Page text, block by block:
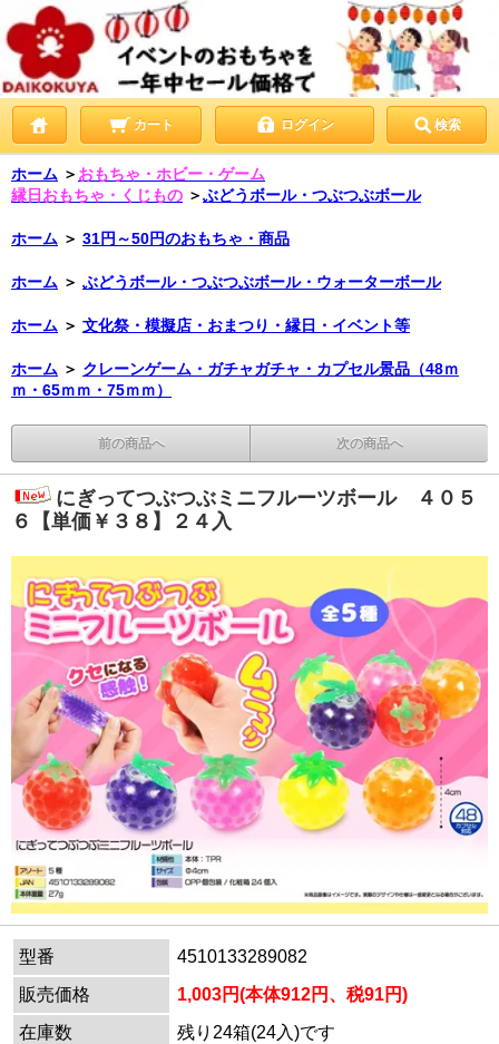
カート ログイン 検索
ホーム ＞ おもちゃ・ホビー・ゲーム
縁日おもちゃ・くじもの ＞ぶどうボール・つぶつぶボール
ホーム ＞ 31円～50円のおもちゃ・商品
ホーム ＞ ぶどうボール・つぶつぶボール・ウォーターボール
ホーム ＞ 文化祭・模擬店・おまつり・縁日・イベント等
ホーム ＞ クレーンゲーム・ガチャガチャ・カプセル景品（48ｍ
ｍ・65ｍｍ・75ｍｍ）
前の商品へ 次の商品へ
にぎってつぶつぶミニフルーツボール ４０５
６【単価￥３８】２４入
型番
4510133289082
販売価格
1,003円(本体912円、税91円)
在庫数
残り24箱(24入)です